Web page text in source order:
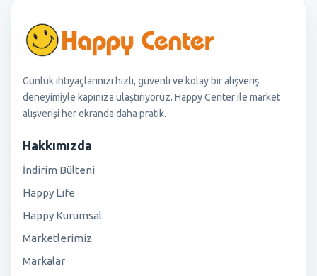
Günlük ihtiyaçlarınızı hızlı, güvenli ve kolay bir alışveriş
deneyimiyle kapınıza ulaştırıyoruz. Happy Center ile market
alışverişi her ekranda daha pratik.
Hakkımızda
İndirim Bülteni
Happy Life
Happy Kurumsal
Marketlerimiz
Markalar